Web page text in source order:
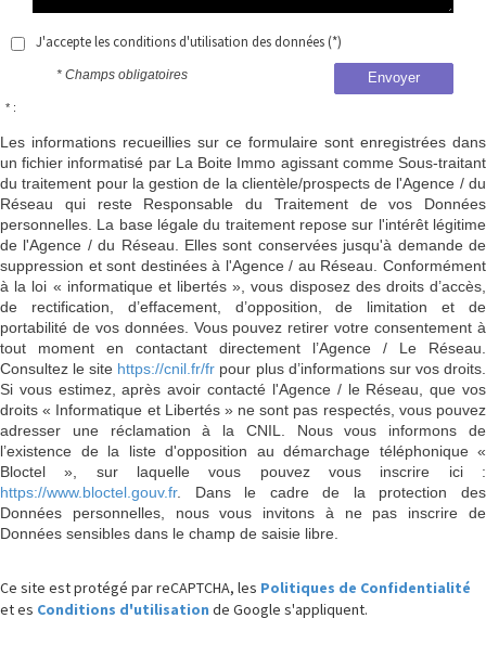
J'accepte les conditions d'utilisation des données (*)
Envoyer
* Champs obligatoires
* :
Les informations recueillies sur ce formulaire sont enregistrées dans
un fichier informatisé par La Boite Immo agissant comme Sous-traitant
du traitement pour la gestion de la clientèle/prospects de l'Agence / du
Réseau qui reste Responsable du Traitement de vos Données
personnelles. La base légale du traitement repose sur l'intérêt légitime
de l'Agence / du Réseau. Elles sont conservées jusqu'à demande de
suppression et sont destinées à l'Agence / au Réseau. Conformément
à la loi « informatique et libertés », vous disposez des droits d’accès,
de rectification, d’effacement, d’opposition, de limitation et de
portabilité de vos données. Vous pouvez retirer votre consentement à
tout moment en contactant directement l’Agence / Le Réseau.
Consultez le site https://cnil.fr/fr pour plus d’informations sur vos droits.
Si vous estimez, après avoir contacté l'Agence / le Réseau, que vos
droits « Informatique et Libertés » ne sont pas respectés, vous pouvez
adresser une réclamation à la CNIL. Nous vous informons de
l’existence de la liste d'opposition au démarchage téléphonique «
Bloctel », sur laquelle vous pouvez vous inscrire ici :
https://www.bloctel.gouv.fr. Dans le cadre de la protection des
Données personnelles, nous vous invitons à ne pas inscrire de
Données sensibles dans le champ de saisie libre.
Ce site est protégé par reCAPTCHA, les Politiques de Confidentialité
et es Conditions d'utilisation de Google s'appliquent.